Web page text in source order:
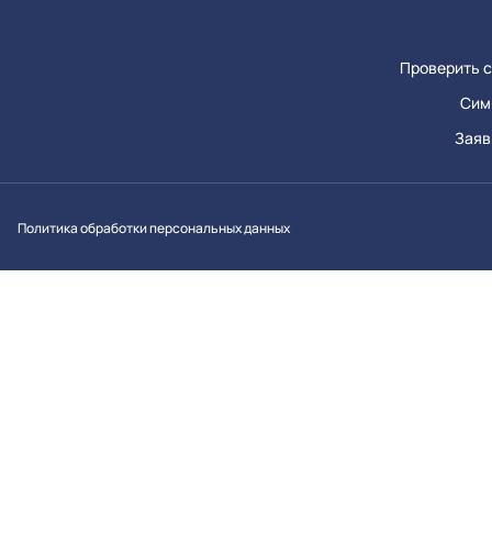
Проверить
Политика обработки персональных данных